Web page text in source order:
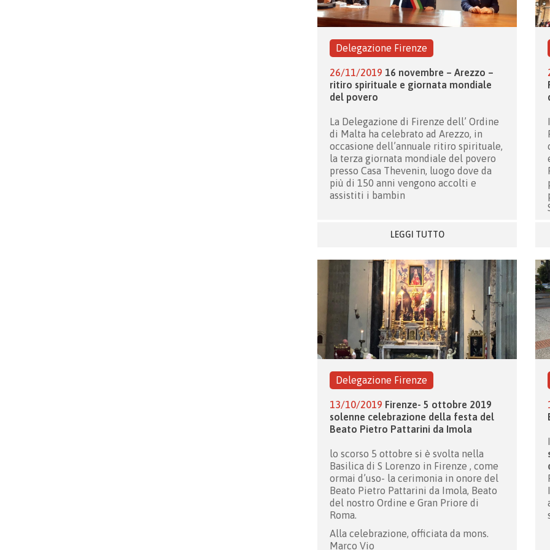
Delegazione Firenze
26/11/2019 16 novembre – Arezzo –
ritiro spirituale e giornata mondiale
del povero
La Delegazione di Firenze dell’ Ordine
di Malta ha celebrato ad Arezzo, in
occasione dell’annuale ritiro spirituale,
la terza giornata mondiale del povero
presso Casa Thevenin, luogo dove da
più di 150 anni vengono accolti e
assistiti i bambin
LEGGI TUTTO
Delegazione Firenze
13/10/2019 Firenze- 5 ottobre 2019
solenne celebrazione della festa del
Beato Pietro Pattarini da Imola
lo scorso 5 ottobre si è svolta nella
Basilica di S Lorenzo in Firenze , come
ormai d’uso- la cerimonia in onore del
Beato Pietro Pattarini da Imola, Beato
del nostro Ordine e Gran Priore di
Roma.
Alla celebrazione, officiata da mons.
Marco Vio